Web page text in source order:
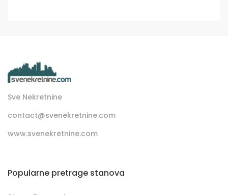
Sve Nekretnine
contact@svenekretnine.com
www.svenekretnine.com
Popularne pretrage stanova